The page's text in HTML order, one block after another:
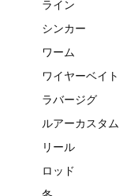
ライン
シンカー
ワーム
ワイヤーベイト
ラバージグ
ルアーカスタム
リール
ロッド